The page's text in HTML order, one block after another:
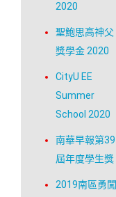
2020
聖鮑思高神父
獎學金 2020
CityU EE
Summer
School 2020
南華早報第39
屆年度學生獎
2019南區勇闖